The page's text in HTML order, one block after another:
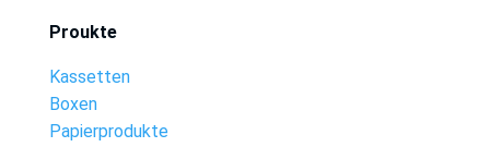
Proukte
Kassetten
Boxen
Papierprodukte